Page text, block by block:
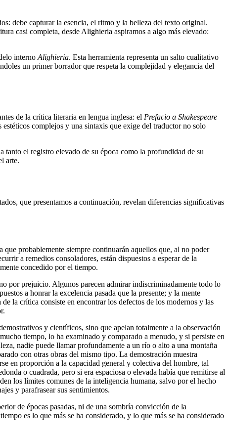
debe capturar la esencia, el ritmo y la belleza del texto original.
casi completa, desde Alighieria aspiramos a algo más elevado:
interno Alighieria. Esta herramienta representa un salto cualitativo
un primer borrador que respeta la complejidad y elegancia del
de la crítica literaria en lengua inglesa: el Prefacio a Shakespeare
complejos y una sintaxis que exige del traductor no solo
el registro elevado de su época como la profundidad de su
arte.
que presentamos a continuación, revelan diferencias significativas
probablemente siempre continuarán aquellos que, al no poder
a remedios consoladores, están dispuestos a esperar de la
concedido por el tiempo.
por prejuicio. Algunos parecen admirar indiscriminadamente todo lo
a honrar la excelencia pasada que la presente; y la mente
la crítica consiste en encontrar los defectos de los modernos y las
y científicos, sino que apelan totalmente a la observación
tiempo, lo ha examinado y comparado a menudo, y si persiste en
nadie puede llamar profundamente a un río o alto a una montaña
con otras obras del mismo tipo. La demostración muestra
en proporción a la capacidad general y colectiva del hombre, tal
o cuadrada, pero si era espaciosa o elevada había que remitirse al
los límites comunes de la inteligencia humana, salvo por el hecho
y parafrasear sus sentimientos.
de épocas pasadas, ni de una sombría convicción de la
es lo que más se ha considerado, y lo que más se ha considerado